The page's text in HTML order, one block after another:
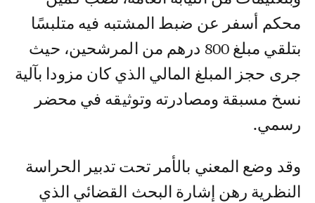
محكم أسفر عن ضبط المشتبه فيه متلبسًا
بتلقي مبلغ 800 درهم من المرشحين، حيث
جرى حجز المبلغ المالي الذي كان مزودا بآلية
نسخ مسبقة ومصادرته وتوثيقه في محضر
رسمي.
وقد وضع المعني بالأمر تحت تدبير الحراسة
النظرية رهن إشارة البحث القضائي الذي